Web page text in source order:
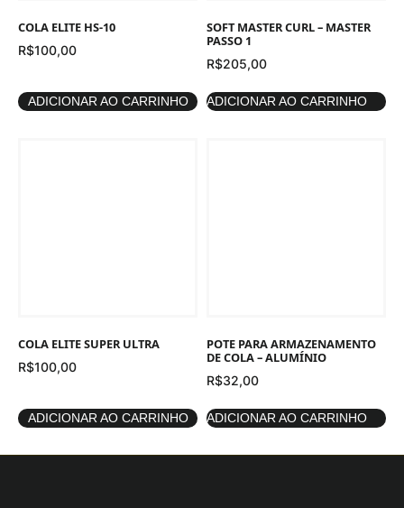
COLA ELITE HS-10
R$100,00
ADICIONAR AO CARRINHO
SOFT MASTER CURL – MASTER
PASSO 1
R$205,00
ADICIONAR AO CARRINHO
COLA ELITE SUPER ULTRA
R$100,00
ADICIONAR AO CARRINHO
POTE PARA ARMAZENAMENTO
DE COLA – ALUMÍNIO
R$32,00
ADICIONAR AO CARRINHO